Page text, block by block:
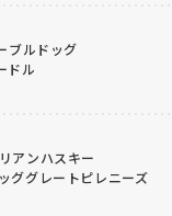
ブルドッグ
ドル
アンハスキー
ググレートピレニーズ